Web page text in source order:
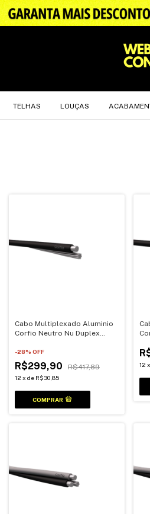
TELHAS LOUÇAS
Cabo Multiplexado Aluminio
Corfio Neutro Nu Duplex
-28% OFF
R$299,90 R$417,89
12 x de R$30,85
12